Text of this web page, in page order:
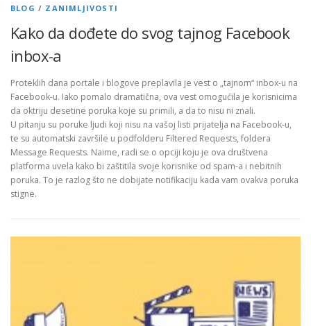
BLOG / ZANIMLJIVOSTI
Kako da dođete do svog tajnog Facebook
inbox-a
Proteklih dana portale i blogove preplavila je vest o „tajnom“ inbox-u na
Facebook-u. Iako pomalo dramatična, ova vest omogućila je korisnicima
da oktriju desetine poruka koje su primili, a da to nisu ni znali.
U pitanju su poruke ljudi koji nisu na vašoj listi prijatelja na Facebook-u,
te su automatski završile u podfolderu Filtered Requests, foldera
Message Requests. Naime, radi se o opciji koju je ova društvena
platforma uvela kako bi zaštitila svoje korisnike od spam-a i nebitnih
poruka. To je razlog što ne dobijate notifikaciju kada vam ovakva poruka
stigne.